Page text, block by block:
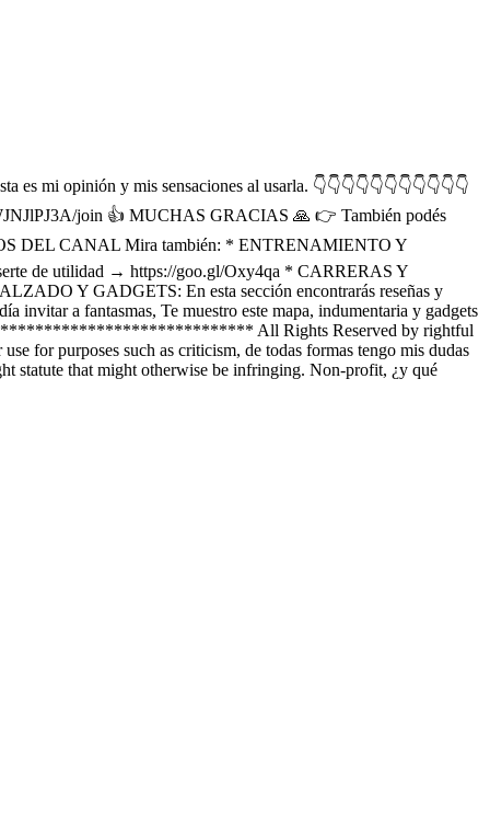
mi opinión y mis sensaciones al usarla. 👇👇👇👇👇👇👇👇👇👇👇
join 👍 MUCHAS GRACIAS 🙏 👉 También podés
DEL CANAL Mira también: * ENTRENAMIENTO Y
serte de utilidad → https://goo.gl/Oxy4qa * CARRERAS Y
Y GADGETS: En esta sección encontrarás reseñas y
invitar a fantasmas, Te muestro este mapa, indumentaria y gadgets
All Rights Reserved by rightful
for purposes such as criticism, de todas formas tengo mis dudas
statute that might otherwise be infringing. Non-profit, ¿y qué